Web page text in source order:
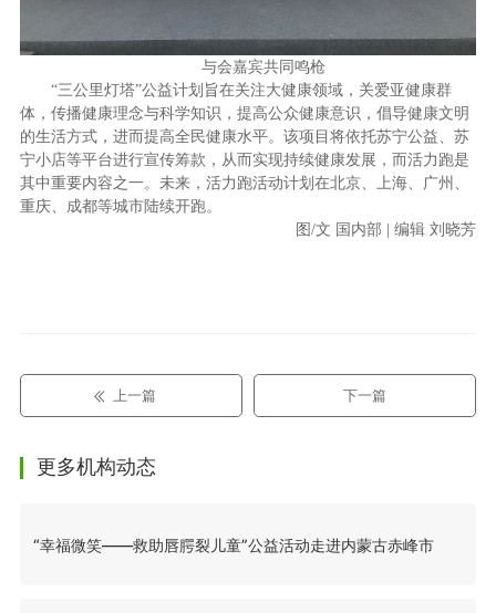
与会嘉宾共同鸣枪
“三公里灯塔”公益计划旨在关注大健康领域，关爱亚健康群
体，传播健康理念与科学知识，提高公众健康意识，倡导健康文明
的生活方式，进而提高全民健康水平。该项目将依托苏宁公益、苏
宁小店等平台进行宣传筹款，从而实现持续健康发展，而活力跑是
其中重要内容之一。未来，活力跑活动计划在北京、上海、广州、
重庆、成都等城市陆续开跑。
图/文 国内部 | 编辑 刘晓芳
上一篇 下一篇
更多机构动态
“幸福微笑——救助唇腭裂儿童”公益活动走进内蒙古赤峰市